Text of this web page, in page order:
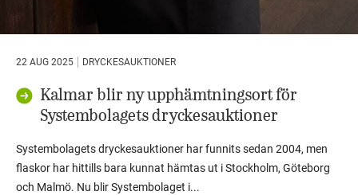
22 AUG 2025 DRYCKESAUKTIONER
Kalmar blir ny upphämtningsort för
Systembolagets dryckesauktioner
Systembolagets dryckesauktioner har funnits sedan 2004, men
flaskor har hittills bara kunnat hämtas ut i Stockholm, Göteborg
och Malmö. Nu blir Systembolaget i...